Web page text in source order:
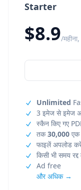
Starter
$8.9/महीना,
Unlimited
3 इमेज से इमेज
स्कैन किए गए
तक30,000 एक
फाइलें अपलोड
किसी भी समय
Ad free
और अधिक →